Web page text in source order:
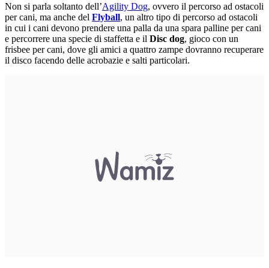
Non si parla soltanto dell’Agility Dog, ovvero il percorso ad ostacoli
per cani, ma anche del Flyball, un altro tipo di percorso ad ostacoli
in cui i cani devono prendere una palla da una spara palline per cani
e percorrere una specie di staffetta e il Disc dog, gioco con un
frisbee per cani, dove gli amici a quattro zampe dovranno recuperare
il disco facendo delle acrobazie e salti particolari.